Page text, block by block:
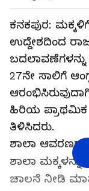
ಕನಕಪುರ:
ಉದ್ದೇಶದಿಂದ
ಬದಲಾವಣೆಗಳನ್ನು
27ನೇ ಸಾಲಿಗೆ
ಹಿರಿಯ ಪ್ರಾಥಮಿಕ
ತಿಳಿಸಿದರು.
ಶಾಲಾ
ಶಾಲಾ
ಚಾಲನೆ ನೀಡಿ